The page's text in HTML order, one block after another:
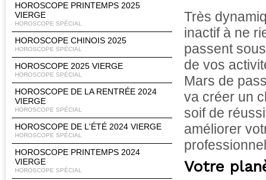
HOROSCOPE PRINTEMPS 2025
VIERGE
HOROSCOPE SPÉCIAL
HOROSCOPE CHINOIS 2025
HOROSCOPE SPÉCIAL
HOROSCOPE 2025 VIERGE
HOROSCOPE SPÉCIAL
HOROSCOPE DE LA RENTRÉE 2024
VIERGE
HOROSCOPE SPÉCIAL
HOROSCOPE DE L'ÉTÉ 2024 VIERGE
HOROSCOPE SPÉCIAL
HOROSCOPE PRINTEMPS 2024
VIERGE
HOROSCOPE SPÉCIAL
Très
inactif à ne
passent
de vos
Mars de
va créer un
soif de
améliorer
Votre